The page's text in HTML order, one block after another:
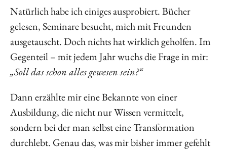
Natürlich habe ich einiges ausprobiert. Bücher
gelesen, Seminare besucht, mich mit Freunden
ausgetauscht. Doch nichts hat wirklich geholfen. Im
Gegenteil – mit jedem Jahr wuchs die Frage in mir:
„Soll das schon alles gewesen sein?“
Dann erzählte mir eine Bekannte von einer
Ausbildung, die nicht nur Wissen vermittelt,
sondern bei der man selbst eine Transformation
durchlebt. Genau das, was mir bisher immer gefehlt